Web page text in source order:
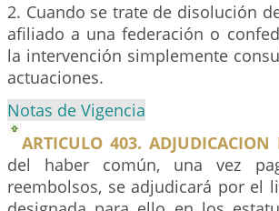
2. Cuando se trate de disolución
afiliado a una federación o
la intervención simplemente
actuaciones.
Notas de Vigencia
ARTICULO 403. ADJUDICACION
del haber común, una vez
reembolsos, se adjudicará por el